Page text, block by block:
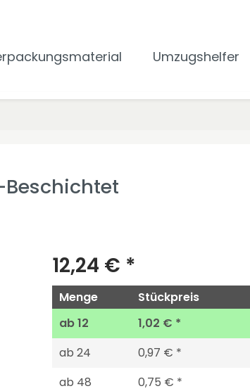
Umzugshelfer
12,24 € *
Menge Stückpreis
ab12
1,02 € *
ab24 0,97 € *
ab 48 0,75 € *